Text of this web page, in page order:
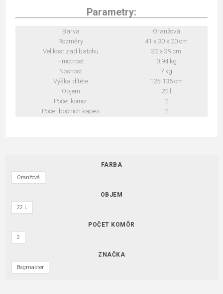
Parametry:
Barva
Oranžová
Rozměry
41 x 30 x 20 cm
Velikost zad batohu
32 x 39 cm
Hmotnost
0.94 kg
Nosnost
7 kg
Výška dítěte
125-135 cm
Objem
22 l
Počet komor
2
Počet bočních kapes
2
FARBA
Oranžová
OBJEM
22 L
POČET KOMÔR
2
ZNAČKA
Bagmaster